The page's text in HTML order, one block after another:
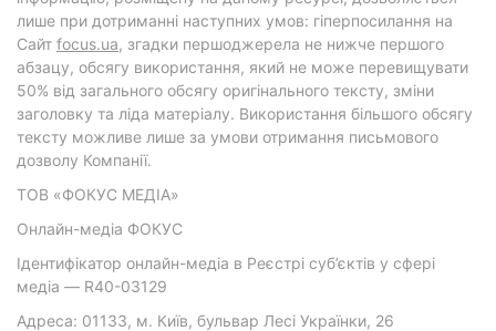
лише при дотриманні наступних умов: гіперпосилання на
Cайт focus.ua, згадки першоджерела не нижче першого
абзацу, обсягу використання, який не може перевищувати
50% від загального обсягу оригінального тексту, зміни
заголовку та ліда матеріалу. Використання більшого обсягу
тексту можливе лише за умови отримання письмового
дозволу Компанії.
ТОВ «ФОКУС МЕДІА»
Онлайн-медіа ФОКУС
Ідентифікатор онлайн-медіа в Реєстрі суб’єктів у сфері
медіа — R40-03129
Адреса: 01133, м. Київ, бульвар Лесі Українки, 26